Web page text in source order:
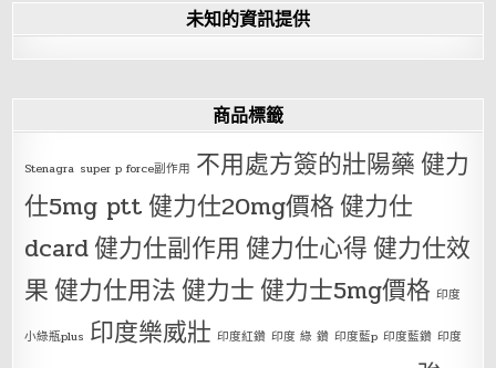
未知的資訊提供
商品標籤
Stenagra super p force副作用 不用處方簽的壯陽藥健力
仕5mg ptt健力仕20mg價格健力仕
dcard健力仕副作用 健力仕心得健力仕效
果健力仕用法健力士健力士5mg價格 印度
小綠瓶plus 印度樂威壯 印度紅鑽 印度 綠 鑽 印度藍p 印度藍鑽 印度